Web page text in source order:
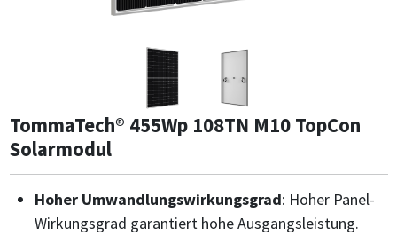
TommaTech® 455Wp 108TN M10 TopCon
Solarmodul
Hoher Umwandlungswirkungsgrad: Hoher Panel-
Wirkungsgrad garantiert hohe Ausgangsleistung.